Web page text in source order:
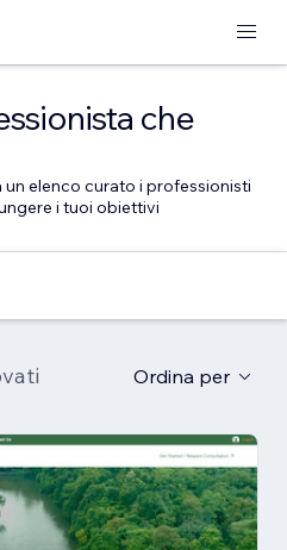
che
un elenco curato i professionisti
i tuoi obiettivi
Ordina per